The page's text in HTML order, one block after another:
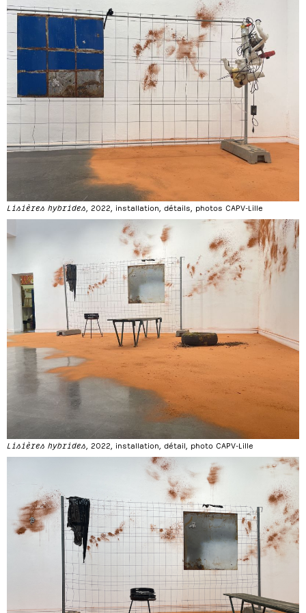
Lisières hybrides , 2022, installation, détails, photos CAPV-Lille
Lisières hybrides , 2022, installation, détail, photo CAPV-Lille